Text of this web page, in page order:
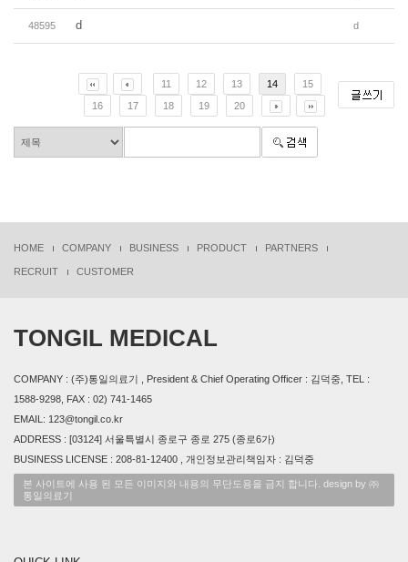
48595 d d
11 12 13 14
15
16
17 18 19 20
HOME COMPANY BUSINESS PRODUCT PARTNERS
RECRUIT CUSTOMER
TONGIL MEDICAL
COMPANY : (주)통일의료기 , President & Chief Operating Officer : 김덕중, TEL :
1588-9298, FAX : 02) 741-1465
EMAIL: 123@tongil.co.kr
ADDRESS : [03124] 서울특별시 종로구 종로 275 (종로6가)
BUSINESS LICENSE : 208-81-12400 , 개인정보관리책임자 : 김덕중
본 사이트에 사용 된 모든 이미지와 내용의 무단도용을 금지 합니다. design by ㈜
통일의료기